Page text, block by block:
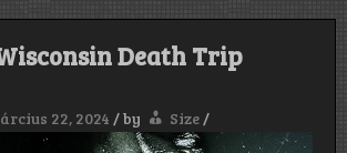
Death Trip
22, 2024 /by Size/